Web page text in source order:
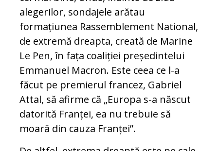
alegerilor, sondajele arătau
formațiunea Rassemblement National,
de extremă dreapta, creată de Marine
Le Pen, în fața coaliției președintelui
Emmanuel Macron. Este ceea ce l-a
făcut pe premierul francez, Gabriel
Attal, să afirme că „Europa s-a născut
datorită Franței, ea nu trebuie să
moară din cauza Franței”.